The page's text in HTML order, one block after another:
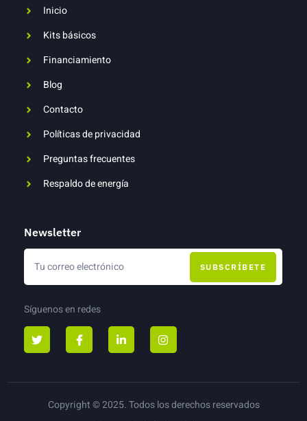
Inicio
Kits básicos
Financiamiento
Blog
Contacto
Políticas de privacidad
Preguntas frecuentes
Respaldo de energía
Newsletter
SUBSCRÍBETE
Síguenos en redes
Copyright © 2025. Todos los derechos reservados